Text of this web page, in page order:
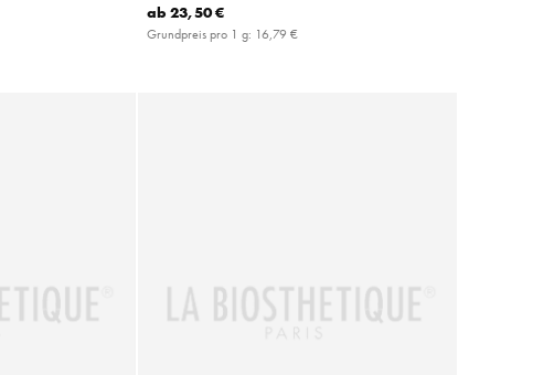
ab 23,50 €
Grundpreis pro 1 g: 16,79 €